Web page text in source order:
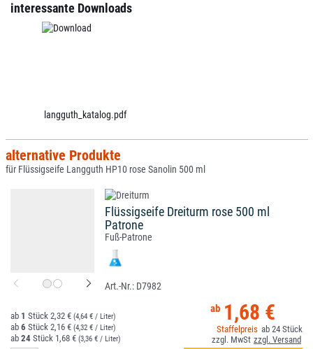
interessante Downloads
langguth_katalog.pdf
alternative Produkte
für Flüssigseife Langguth HP10 rose Sanolin 500 ml
Flüssigseife Dreiturm rose 500 ml
Patrone
Fuß-Patrone
D7982
1,68 €
24
1 2,32 € (4,64 € / Liter)
6 2,16 € (4,32 € / Liter)
24 1,68 € (3,36 € / Liter)